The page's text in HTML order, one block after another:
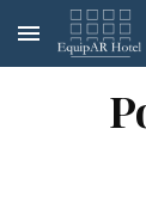
Skip to main